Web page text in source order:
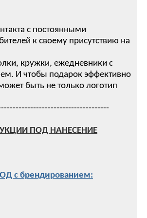
с постоянными
к своему присутствию на
кружки, ежедневники с
И чтобы подарок эффективно
быть не только логотип
ПОД НАНЕСЕНИЕ
с брендированием: